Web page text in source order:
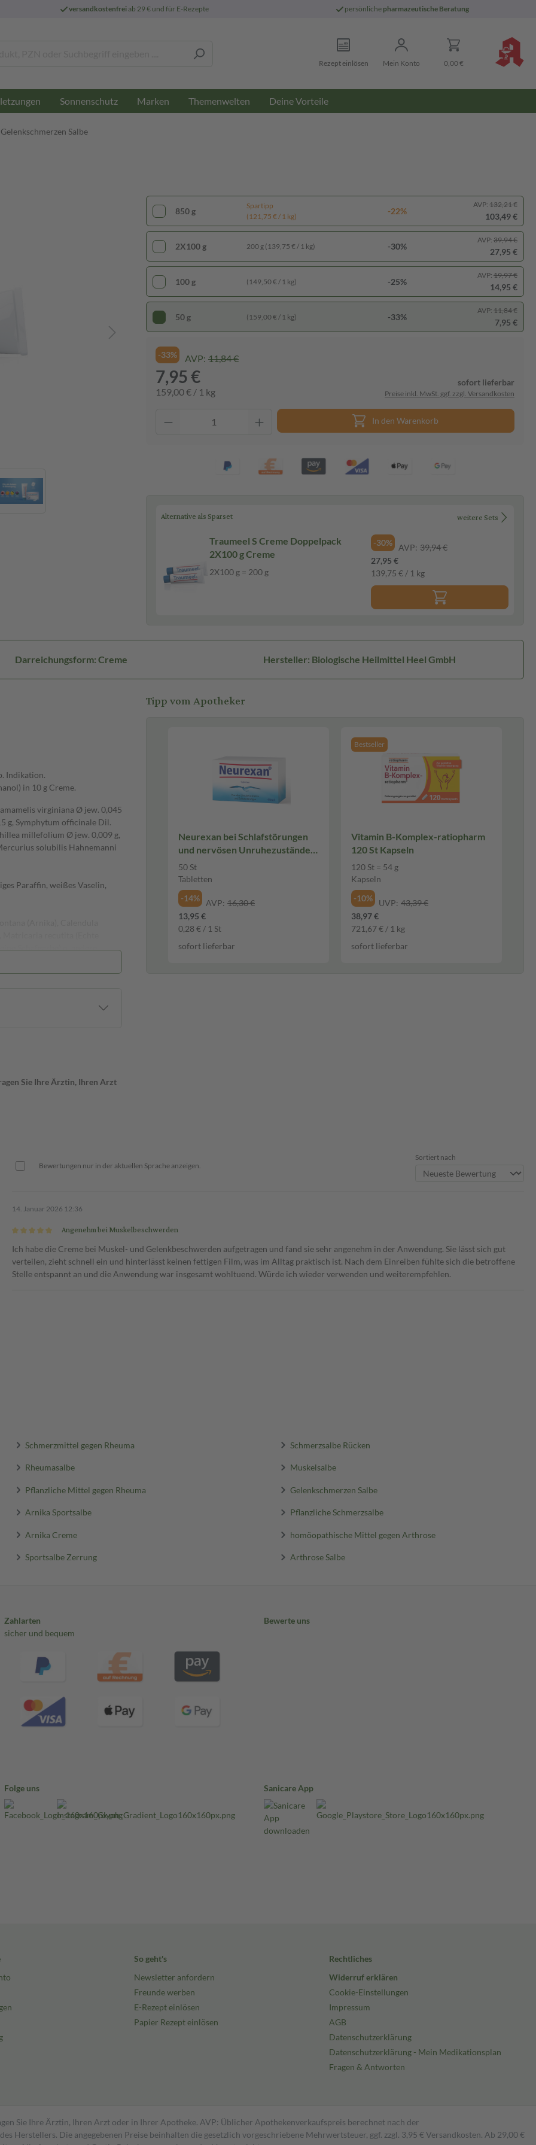
versandkostenfreiab 29 € und für E-Rezepte persönliche pharmazeutische Beratung
Rezept einlösen Mein Konto 0,00 €
Sonnenschutz Marken Themenwelten Deine Vorteile
Gelenkschmerzen Salbe
850 g
Spartipp
(121,75 € / 1 kg)
-22%
AVP: 132,21 €
103,49 €
2X100 g 200 g (139,75 € / 1 kg) -30%
AVP: 39,94 €
27,95 €
100 g (149,50 € / 1 kg) -25%
AVP: 19,97 €
14,95 €
50 g (159,00 € / 1 kg) -33%
AVP: 11,84 €
7,95 €
-33% AVP: 11,84 €
7,95 €
159,00 € / 1 kg
sofort lieferbar
Preise inkl. MwSt. ggf. zzgl. Versandkosten
In den Warenkorb
Alternative als Sparset weitere Sets
Traumeel S Creme Doppelpack
2X100 g Creme
2X100 g = 200 g
-30% AVP: 39,94 €
27,95 €
139,75 € / 1 kg
Darreichungsform: Creme Hersteller: Biologische Heilmittel Heel GmbH
Indikation.
in 10 g Creme.
virginiana Ø jew. 0,045
g, Symphytum officinale Dil.
millefolium Ø jew. 0,009 g,
solubilis Hahnemanni
Paraffin, weißes Vaselin,
Schafgarbe) o. andere
berichtet. Bei auftretenden
therapeutischen
anwendest oder
bei bekannter
Reaktionen solltest du
Mittel kann es
dünn auf die betroffenen
Sie Ihre Ärztin, Ihren Arzt
Tipp vom Apotheker
Neurexan bei Schlafstörungen
und nervösen Unruhezuständen
50 St Tabletten
50 St
Tabletten
-14%
AVP: 16,30 €
13,95 €
0,28 € / 1 St
sofort lieferbar
Bestseller
Vitamin B-Komplex-ratiopharm
120 St Kapseln
120 St = 54 g
Kapseln
-10%
UVP: 43,39 €
38,97 €
721,67 € / 1 kg
sofort lieferbar
Bewertungen nur in der aktuellen Sprache anzeigen.
Sortiert nach
14. Januar 2026 12:36
Angenehm bei Muskelbeschwerden
Ich habe die Creme bei Muskel- und Gelenkbeschwerden aufgetragen und fand sie sehr angenehm in der Anwendung. Sie lässt sich gut
verteilen, zieht schnell ein und hinterlässt keinen fettigen Film, was im Alltag praktisch ist. Nach dem Einreiben fühlte sich die betroffene
Stelle entspannt an und die Anwendung war insgesamt wohltuend. Würde ich wieder verwenden und weiterempfehlen.
Schmerzmittel gegen Rheuma Schmerzsalbe Rücken
Rheumasalbe Muskelsalbe
Pflanzliche Mittel gegen Rheuma Gelenkschmerzen Salbe
Arnika Sportsalbe Pflanzliche Schmerzsalbe
Arnika Creme homöopathische Mittel gegen Arthrose
Sportsalbe Zerrung Arthrose Salbe
Zahlarten
sicher und bequem
Bewerte uns
Folge uns Sanicare App
So geht's
Newsletter anfordern
Freunde werben
E-Rezept einlösen
Papier Rezept einlösen
Rechtliches
Widerruf erklären
Cookie-Einstellungen
Impressum
AGB
Datenschutzerklärung
Datenschutzerklärung - Mein Medikationsplan
Fragen & Antworten
Sie Ihre Ärztin, Ihren Arzt oder in Ihrer Apotheke. AVP: Üblicher Apothekenverkaufspreis berechnet nach der
Herstellers. Die angegebenen Preise beinhalten die gesetzlich vorgeschriebene Mehrwertsteuer, ggf. zzgl. 3,95 € Versandkosten. Ab 29,00 €